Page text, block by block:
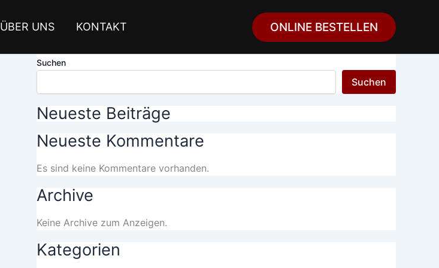
ÜBER UNS KONTAKT ONLINE BESTELLEN
Suchen
Suchen
Neueste Beiträge
Neueste Kommentare
Es sind keine Kommentare vorhanden.
Archive
Keine Archive zum Anzeigen.
Kategorien